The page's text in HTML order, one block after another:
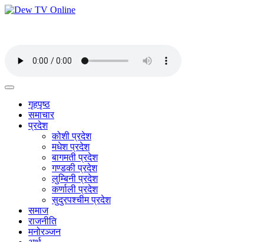
गृहपृष्ठ
समाचार
प्रदेश
कोशी प्रदेश
मधेश प्रदेश
बागमती प्रदेश
गण्डकी प्रदेश
लुम्बिनी प्रदेश
कर्णाली प्रदेश
सुदुरपश्चीम प्रदेश
समाज
राजनीति
मनोरञ्जन